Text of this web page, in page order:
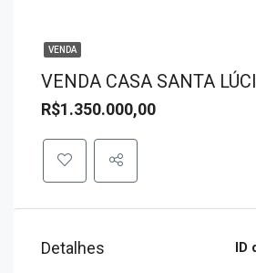
VENDA
VENDA CASA SANTA
R$1.350.000,00
Detalhes ID